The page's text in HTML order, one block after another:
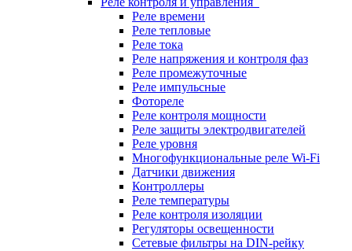
Реле времени
Реле тепловые
Реле тока
Реле напряжения и контроля фаз
Реле промежуточные
Реле импульсные
Фотореле
Реле контроля мощности
Реле защиты электродвигателей
Реле уровня
Многофункциональные реле Wi-Fi
Датчики движения
Контроллеры
Реле температуры
Реле контроля изоляции
Регуляторы освещенности
Сетевые фильтры на DIN-рейку